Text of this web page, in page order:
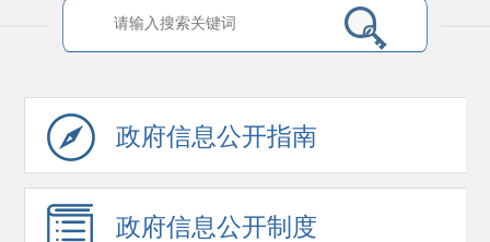
政府信息公开指南
政府信息公开制度